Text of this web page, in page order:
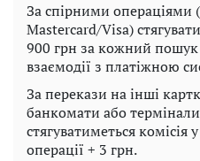
За спірними операціями
Mastercard/Visa)
900 грн за кожний
взаємодії з платіжною
За перекази на інші
банкомати або
стягуватиметься комісія
операції + 3 грн.